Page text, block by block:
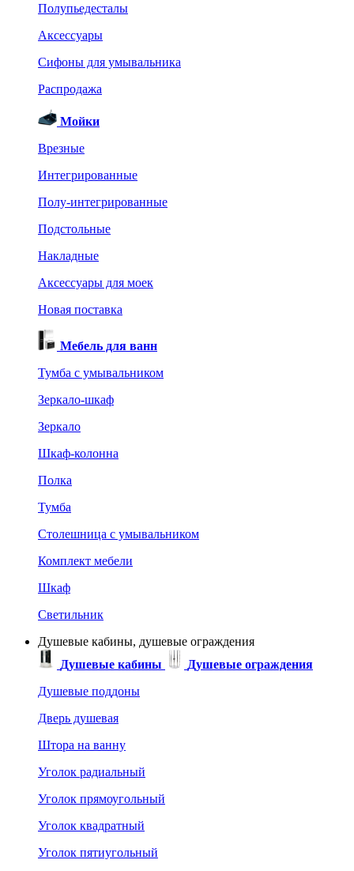
Полупьедесталы
Аксессуары
Сифоны для умывальника
Распродажа
Мойки
Врезные
Интегрированные
Полу-интегрированные
Подстольные
Накладные
Аксессуары для моек
Новая поставка
Мебель для ванн
Тумба с умывальником
Зеркало-шкаф
Зеркало
Шкаф-колонна
Полка
Тумба
Столешница с умывальником
Комплект мебели
Шкаф
Светильник
Душевые кабины, душевые ограждения
Душевые кабины
Душевые ограждения
Душевые поддоны
Дверь душевая
Штора на ванну
Уголок радиальный
Уголок прямоугольный
Уголок квадратный
Уголок пятиугольный